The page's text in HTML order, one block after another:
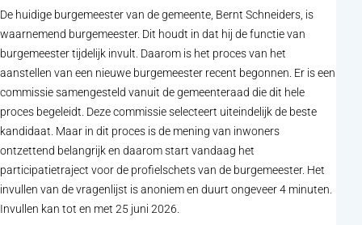
De huidige burgemeester van de gemeente, Bernt Schneiders, is
waarnemend burgemeester. Dit houdt in dat hij de functie van
burgemeester tijdelijk invult. Daarom is het proces van het
aanstellen van een nieuwe burgemeester recent begonnen. Er is een
commissie samengesteld vanuit de gemeenteraad die dit hele
proces begeleidt. Deze commissie selecteert uiteindelijk de beste
kandidaat. Maar in dit proces is de mening van inwoners
ontzettend belangrijk en daarom start vandaag het
participatietraject voor de profielschets van de burgemeester. Het
invullen van de vragenlijst is anoniem en duurt ongeveer 4 minuten.
Invullen kan tot en met 25 juni 2026.